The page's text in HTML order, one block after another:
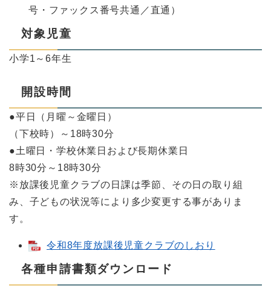
号・ファックス番号共通／直通）
対象児童
小学1～6年生
開設時間
●平日（月曜～金曜日）
（下校時）～18時30分
●土曜日・学校休業日および長期休業日
8時30分～18時30分
※放課後児童クラブの日課は季節、その日の取り組
み、子どもの状況等により多少変更する事がありま
す。
令和8年度放課後児童クラブのしおり
各種申請書類ダウンロード